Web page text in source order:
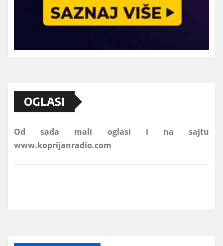
OGLASI
Od sada mali oglasi i na sajtu